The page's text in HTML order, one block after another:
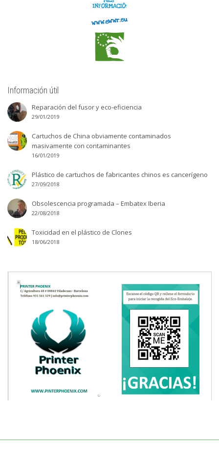
Información útil
Reparación del fusor y eco-eficiencia
29/01/2019
Cartuchos de China obviamente contaminados
masivamente con contaminantes
16/01/2019
Plástico de cartuchos de fabricantes chinos es cancerígeno
27/09/2018
Obsolescencia programada – Embatex Iberia
22/08/2018
Toxicidad en el plástico de Clones
18/06/2018